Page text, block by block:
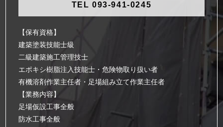
TEL 093-941-0245
【保有資格】
建築塗装技能士級
二級建築施工管理技士
エポキシ樹脂注入技能士・危険物取り扱い者
有機溶剤作業主任者・足場組み立て作業主任者
【業務内容】
足場仮設工事全般
防水工事全般